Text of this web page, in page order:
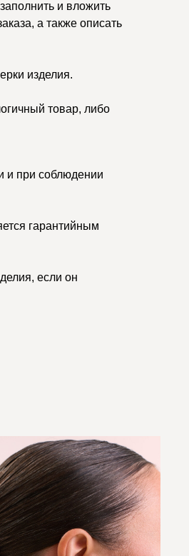
и вложить
а также описать
изделия.
товар, либо
и при соблюдении
гарантийным
если он